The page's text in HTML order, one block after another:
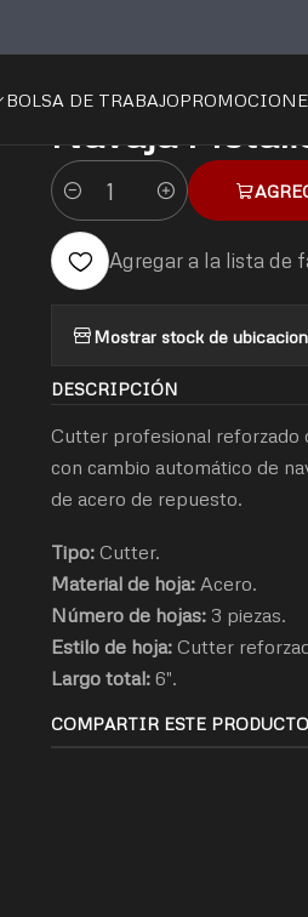
BOLSA DE TRABAJO
|
Navaja
Cantidad
Agregar a la lista de
Mostrar stock de
DESCRIPCIÓN
Cutter profesional reforzado
con cambio automático de
de acero de repuesto.
Tipo: Cutter.
Material de hoja: Acero.
Número de hojas: 3 piezas.
Estilo de hoja: Cutter
Largo total: 6".
COMPARTIR ESTE PRODUCTO